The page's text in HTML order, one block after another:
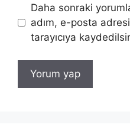
Daha sonraki
adım, e-posta
tarayıcıya